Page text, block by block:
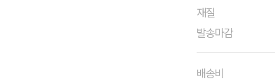
재질
발송마감
배송비